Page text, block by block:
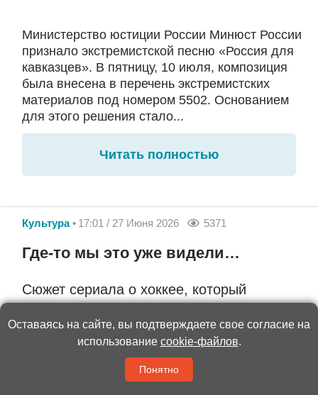
Министерство юстиции России Минюст России
признало экстремистской песню «Россия для
кавказцев». В пятницу, 10 июля, композиция
была внесена в перечень экстремистских
материалов под номером 5502. Основанием
для этого решения стало...
Читать полностью
Культура 17:01 / 27 Июня 2026 5371
Где-то мы это уже видели…
Сюжет сериала о хоккее, который
подозрительно похож на идею
знаменитого «Теда Лассо»
Оставаясь на сайте, вы подтверждаете свое согласие на
использование cookie-файлов.
Понятно